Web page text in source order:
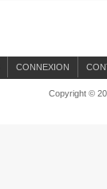
CONNEXION
Copyright ©